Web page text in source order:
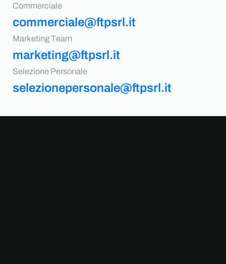
Commerciale
commerciale@ftpsrl.it
Marketing Team
marketing@ftpsrl.it
Selezione Personale
selezionepersonale@ftpsrl.it